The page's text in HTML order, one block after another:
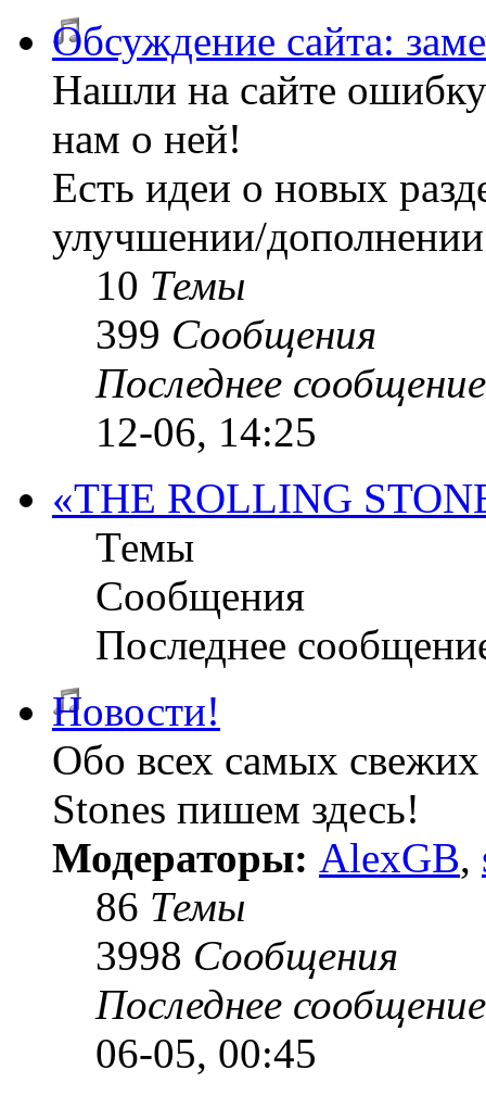
Обсуждение сайта:
Нашли на сайте
нам о ней!
Есть идеи о новых
улучшении/
10 Темы
399 Сообщения
Последнее сообщение
12-06, 14:25
«THE ROLLING
Темы
Сообщения
Последнее
Новости!
Обо всех самых
Stones пишем здесь!
Модераторы: AlexGB,
86 Темы
3998 Сообщения
Последнее сообщение
06-05, 00:45